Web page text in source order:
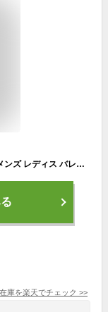
7/1限定★抽選で最大100％Pバック ファイテン メンズ レディス バレーボール 半袖Tシャツ ファイテンRAKUシャツ半袖 phiten
庫を楽天でチェック >>